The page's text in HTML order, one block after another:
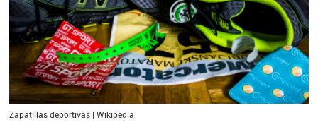
Zapatillas deportivas | Wikipedia